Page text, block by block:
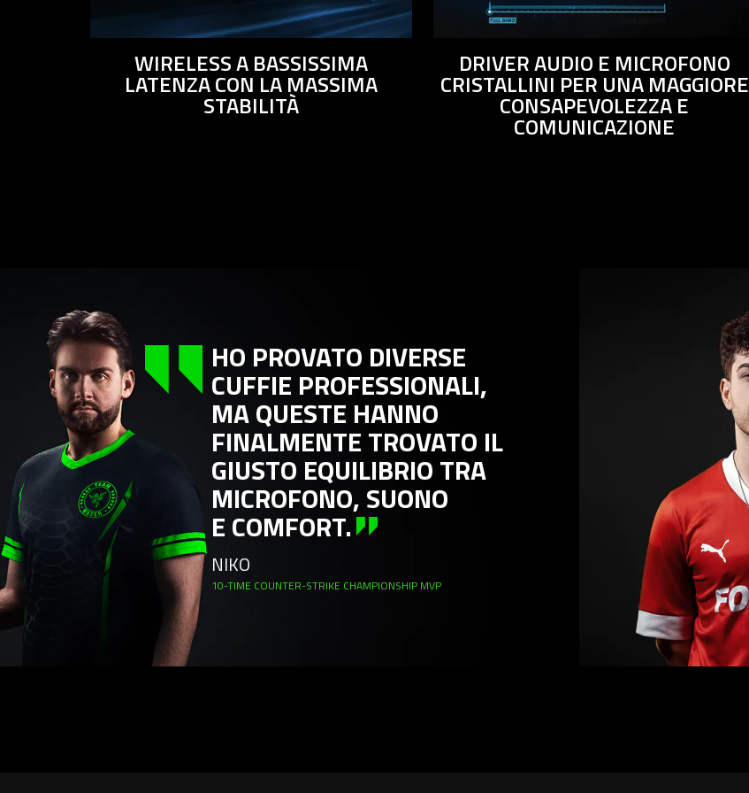
WIRELESS A BASSISSIMA
LATENZA CON LA MASSIMA
STABILITÀ
DRIVER AUDIO E MICROFONO
CRISTALLINI PER UNA MAGGIORE
CONSAPEVOLEZZA E
COMUNICAZIONE
panning
animation.
Pause
button
start
and
stop
the
animation.
HO PROVATO DIVERSE
CUFFIE PROFESSIONALI,
MA QUESTE HANNO
FINALMENTE TROVATO IL
GIUSTO EQUILIBRIO TRA
MICROFONO, SUONO
E COMFORT.
NIKO
10-TIME COUNTER-STRIKE CHAMPIONSHIP MVP